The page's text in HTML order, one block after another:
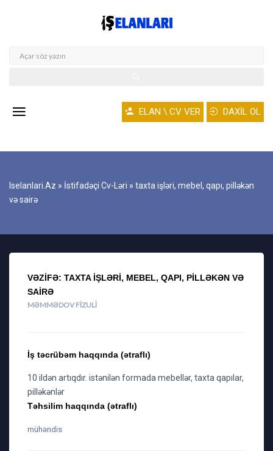
ELAN \ CV VER DAXİL OL
Iselanlari.az » İstifadəçi Cv-Ləri » taxta işləri, mebel, qapı, pilləkən
və sairə
VƏZIFƏ: TAXTA IŞLƏRI, MEBEL, QAPI, PILLƏKƏN VƏ
SAIRƏ
MƏMMƏDOV FIZULI
İş təcrübəm haqqında (ətraflı)
10 ildən artıqdır. istənilən formada mebellər, taxta qapılar,
pilləkənlər
Təhsilim haqqında (ətraflı)
mühəndis